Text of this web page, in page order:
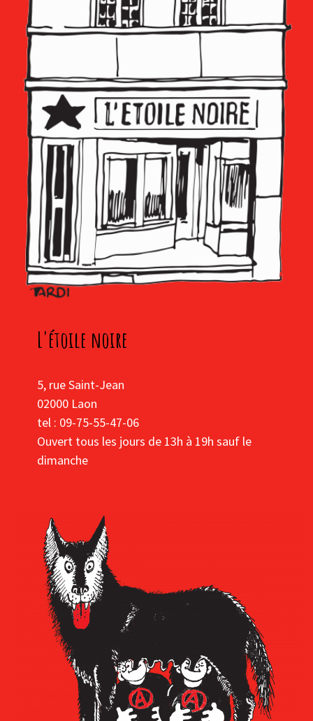
L'étoile noire
5, rue Saint-Jean
02000 Laon
tel : 09-75-55-47-06
Ouvert tous les jours de 13h à 19h sauf le
dimanche